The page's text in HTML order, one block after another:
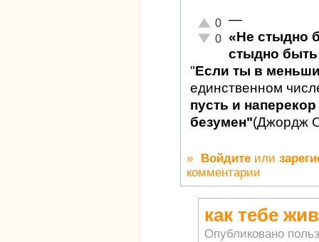
Отлично!
0
Неадекватно!
0
—
«Не стыдно
стыдно быть
"Если ты в
единственном
пусть и
безумен"(Джордж
» Войдите или
комментарии
как тебе
Опубликовано